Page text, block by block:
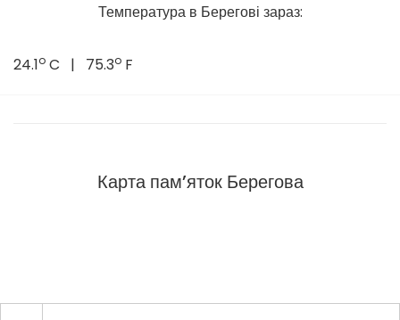
Температура в Берегові зараз:
24.1o C | 75.3o F
Карта пам’яток Берегова